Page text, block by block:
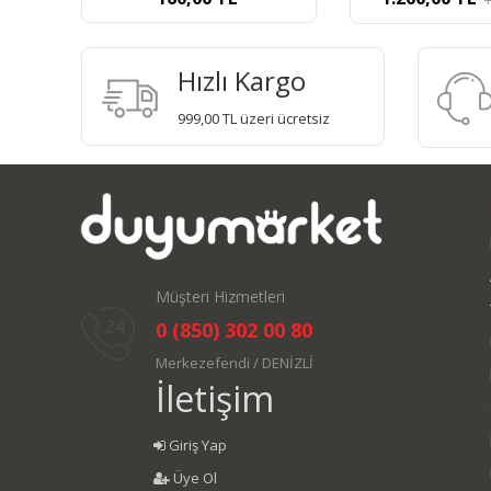
Hızlı Kargo
999,00 TL üzeri ücretsiz
Müşteri Hizmetleri
0 (850) 302 00 80
Merkezefendi / DENİZLİ
İletişim
Giriş Yap
Üye Ol